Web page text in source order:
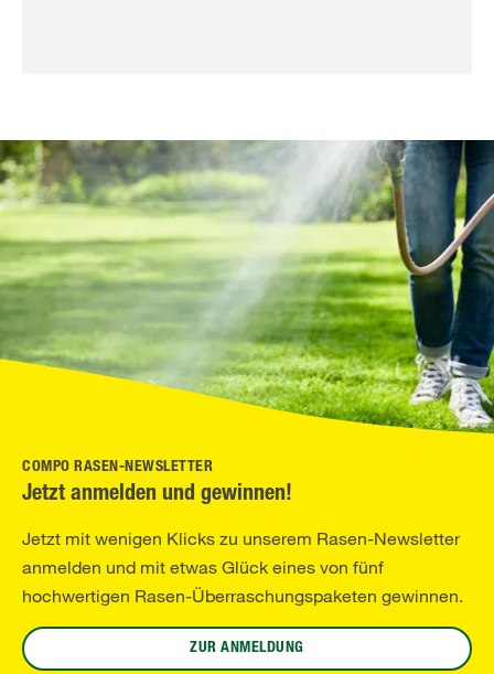
COMPO RASEN-NEWSLETTER
Jetzt anmelden und gewinnen!
Jetzt mit wenigen Klicks zu unserem Rasen-Newsletter
anmelden und mit etwas Glück eines von fünf
hochwertigen Rasen-Überraschungspaketen gewinnen.
ZUR ANMELDUNG